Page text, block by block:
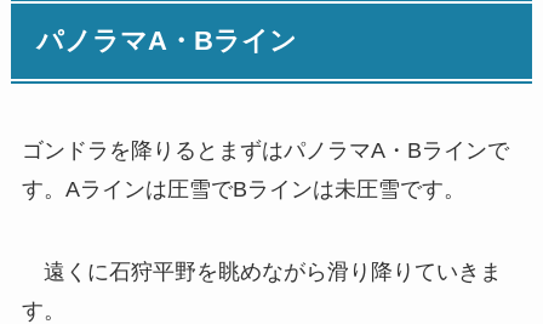
パノラマA・Bライン
ゴンドラを降りるとまずはパノラマA・Bラインで
す。Aラインは圧雪でBラインは未圧雪です。
遠くに石狩平野を眺めながら滑り降りていきま
す。